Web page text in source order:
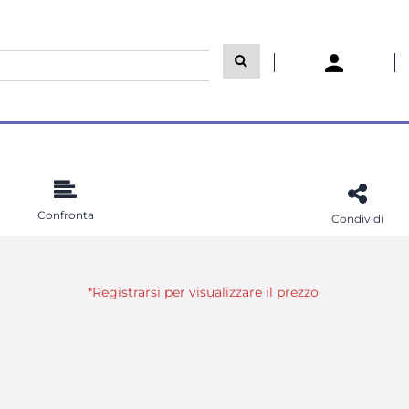
Confronta Condividi
*Registrarsi per visualizzare il prezzo